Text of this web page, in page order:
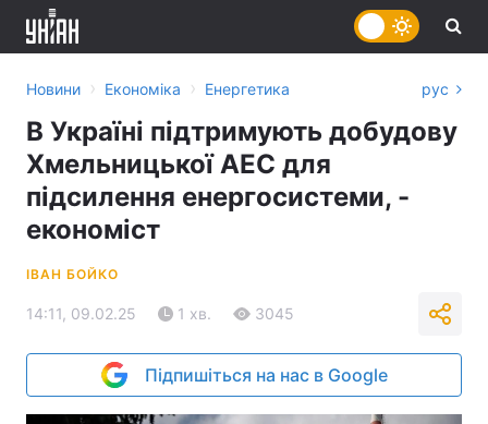
Новини › Економіка › Енергетика рус
В Україні підтримують добудову
Хмельницької АЕС для
підсилення енергосистеми, -
економіст
ІВАН БОЙКО
14:11, 09.02.25 1 хв. 3045
Підпишіться на нас в Google